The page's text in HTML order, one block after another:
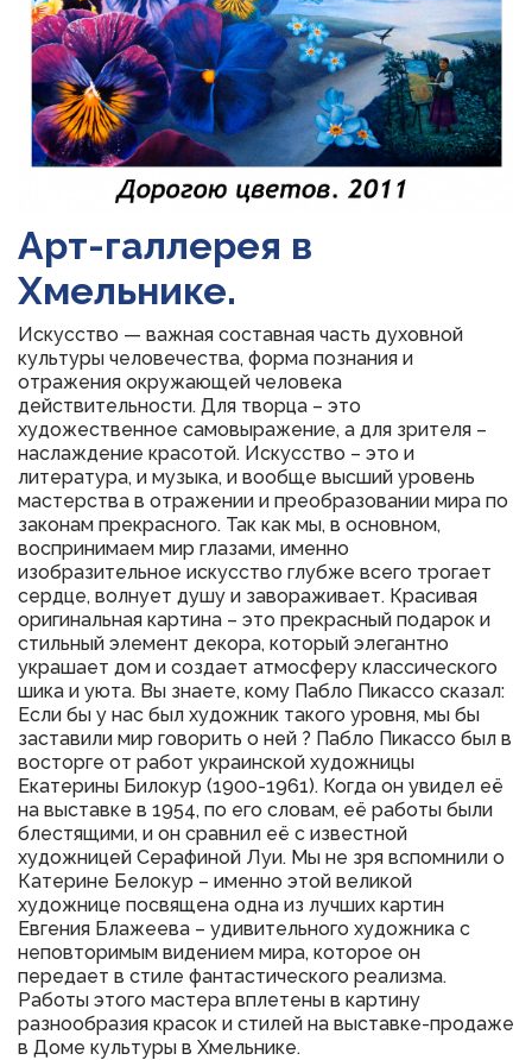
Арт-галлерея в
Хмельнике.
Искусство — важная составная часть духовной
культуры человечества, форма познания и
отражения окружающей человека
действительности. Для творца – это
художественное самовыражение, а для зрителя –
наслаждение красотой. Искусство – это и
литература, и музыка, и вообще высший уровень
мастерства в отражении и преобразовании мира по
законам прекрасного. Так как мы, в основном,
воспринимаем мир глазами, именно
изобразительное искусство глубже всего трогает
сердце, волнует душу и завораживает. Красивая
оригинальная картина – это прекрасный подарок и
стильный элемент декора, который элегантно
украшает дом и создает атмосферу классического
шика и уюта. Вы знаете, кому Пабло Пикассо сказал:
Если бы у нас был художник такого уровня, мы бы
заставили мир говорить о ней ? Пабло Пикассо был в
восторге от работ украинской художницы
Екатерины Билокур (1900-1961). Когда он увидел её
на выставке в 1954, по его словам, её работы были
блестящими, и он сравнил её с известной
художницей Серафиной Луи. Мы не зря вспомнили о
Катерине Белокур – именно этой великой
художнице посвящена одна из лучших картин
Евгения Блажеева – удивительного художника с
неповторимым видением мира, которое он
передает в стиле фантастического реализма.
Работы этого мастера вплетены в картину
разнообразия красок и стилей на выставке-продаже
в Доме культуры в Хмельнике.